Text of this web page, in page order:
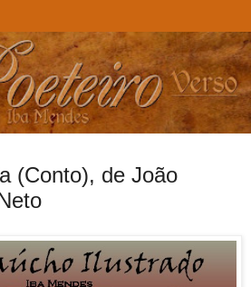
(Conto), de João